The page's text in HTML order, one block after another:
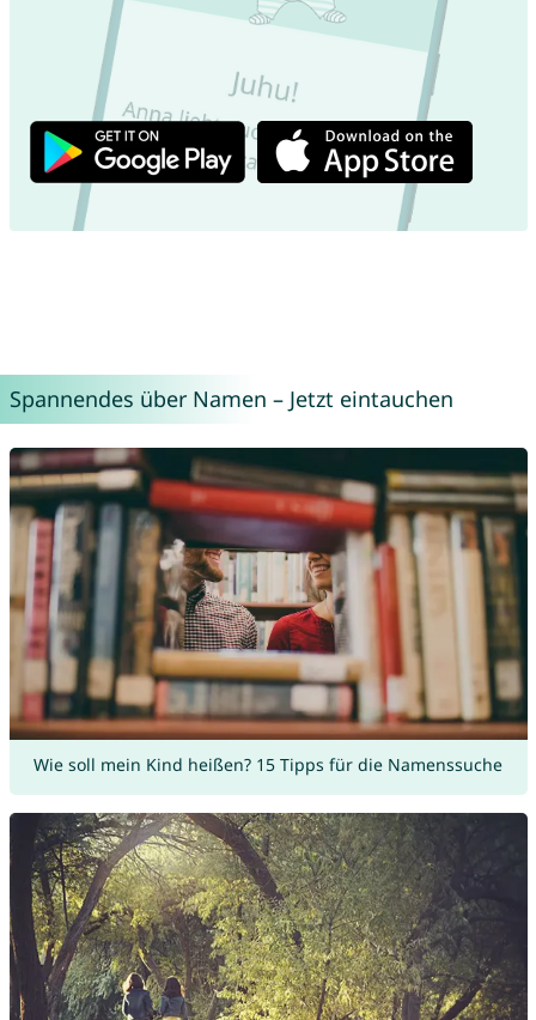
Spannendes über Namen – Jetzt eintauchen
Wie soll mein Kind heißen? 15 Tipps für die Namenssuche